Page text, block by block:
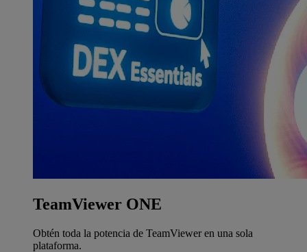
TeamViewer ONE
Obtén toda la potencia de TeamViewer en una sola
plataforma.